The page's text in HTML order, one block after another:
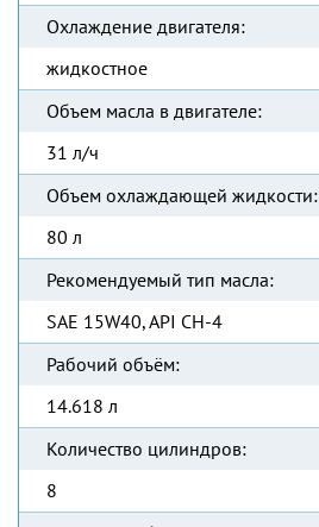
Охлаждение двигателя:
жидкостное
Объем масла в двигателе:
31 л/ч
Объем охлаждающей жидкости:
80 л
Рекомендуемый тип масла:
SAE 15W40, API CH-4
Рабочий объём:
14.618 л
Количество цилиндров:
8